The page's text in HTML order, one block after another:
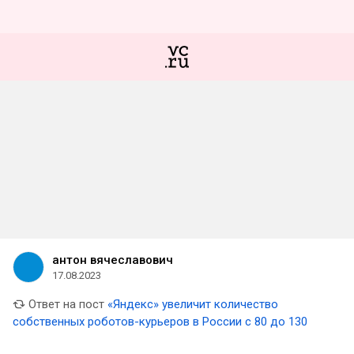
антон вячеславович
17.08.2023
Ответ на пост «Яндекс» увеличит количество
собственных роботов-курьеров в России с 80 до 130